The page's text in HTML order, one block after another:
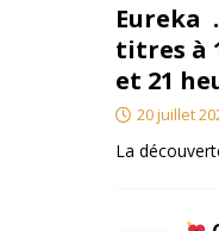
Eureka
titres à
et 21
20 juillet
La